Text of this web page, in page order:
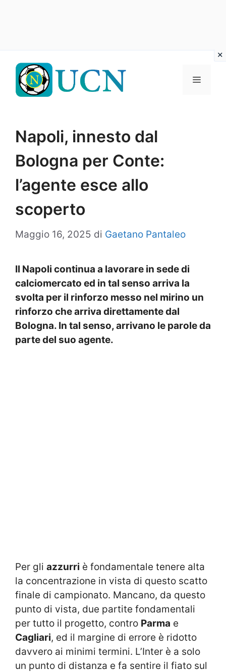
contenuto
Menu
Napoli, innesto dal
Bologna per Conte:
l’agente esce allo
scoperto
Maggio 16, 2025 di Gaetano Pantaleo
Il Napoli continua a lavorare in sede di
calciomercato ed in tal senso arriva la
svolta per il rinforzo messo nel mirino un
rinforzo che arriva direttamente dal
Bologna. In tal senso, arrivano le parole da
parte del suo agente.
Per gli azzurri è fondamentale tenere alta
la concentrazione in vista di questo scatto
finale di campionato. Mancano, da questo
punto di vista, due partite fondamentali
per tutto il progetto, contro Parma e
Cagliari, ed il margine di errore è ridotto
davvero ai minimi termini. L’Inter è a solo
un punto di distanza e fa sentire il fiato sul